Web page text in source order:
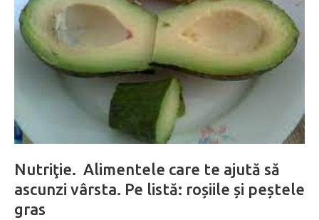
Nutriţie. Alimentele care te ajută să
ascunzi vârsta. Pe listă: roșiile și peștele
gras